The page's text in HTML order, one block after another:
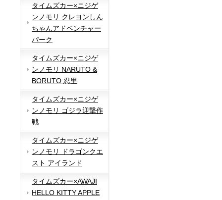
タイムズカー×ニジゲ
ンノモリ クレヨンしん
ちゃんアドベンチャー
パーク
タイムズカー×ニジゲ
ンノモリ NARUTO &
BORUTO 忍里
タイムズカー×ニジゲ
ンノモリ ゴジラ迎撃作
戦
タイムズカー×ニジゲ
ンノモリ ドラゴンクエ
スト アイランド
タイムズカー×AWAJI
HELLO KITTY APPLE